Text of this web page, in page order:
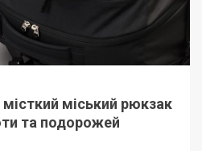
міський рюкзак
та подорожей